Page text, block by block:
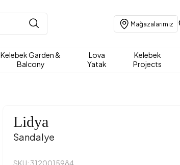
Mağazalarımız
Kelebek Garden &
Balcony
Lova
Yatak
Kelebek
Projects
Lidya
Sandalye
SKU: 3120015984